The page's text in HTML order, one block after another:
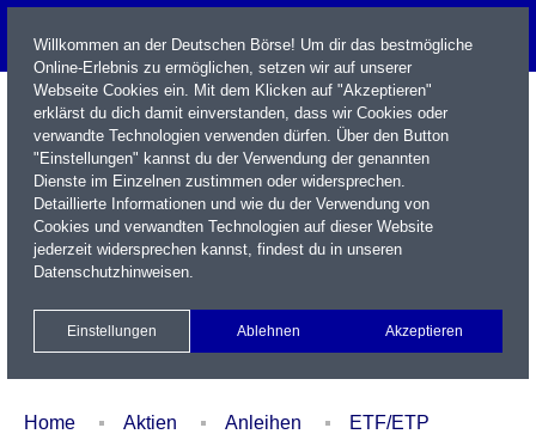
Name / WKN / ISIN / Kürzel
Xetra Realtime
Watchlist Portfolio Login
Home Aktien Anleihen
ETF/ETP
Willkommen an der Deutschen Börse! Um dir das bestmögliche
Online-Erlebnis zu ermöglichen, setzen wir auf unserer
Webseite Cookies ein. Mit dem Klicken auf "Akzeptieren"
erklärst du dich damit einverstanden, dass wir Cookies oder
verwandte Technologien verwenden dürfen. Über den Button
"Einstellungen" kannst du der Verwendung der genannten
Dienste im Einzelnen zustimmen oder widersprechen.
Detaillierte Informationen und wie du der Verwendung von
Cookies und verwandten Technologien auf dieser Website
jederzeit widersprechen kannst, findest du in unseren
Datenschutzhinweisen.
Einstellungen Ablehnen Akzeptieren